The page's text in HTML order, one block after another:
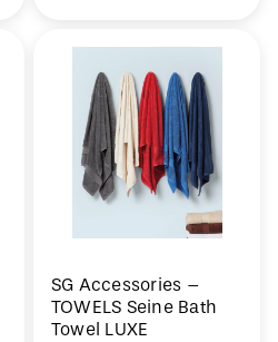
SG Accessories –
TOWELS Seine Bath
Towel LUXE